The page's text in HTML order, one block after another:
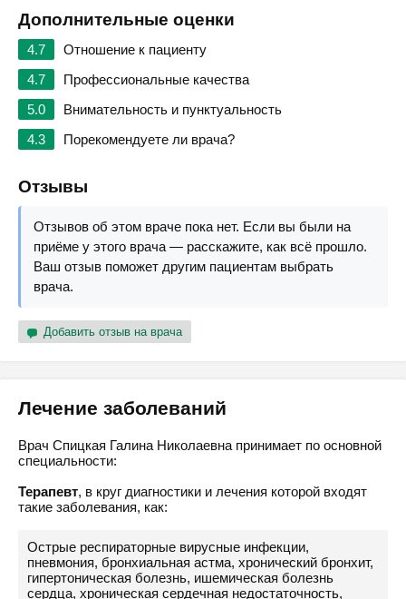
Дополнительные оценки
4.7
Отношение к пациенту
4.7
Профессиональные качества
5.0
Внимательность и пунктуальность
4.3
Порекомендуете ли врача?
Отзывы
Отзывов об этом враче пока нет. Если вы были на
приёме у этого врача — расскажите, как всё прошло.
Ваш отзыв поможет другим пациентам выбрать
врача.
Добавить отзыв на врача
Лечение заболеваний
Врач Спицкая Галина Николаевна принимает по основной
специальности:
Терапевт, в круг диагностики и лечения которой входят
такие заболевания, как:
Острые респираторные вирусные инфекции,
пневмония, бронхиальная астма, хронический бронхит,
гипертоническая болезнь, ишемическая болезнь
сердца, хроническая сердечная недостаточность,